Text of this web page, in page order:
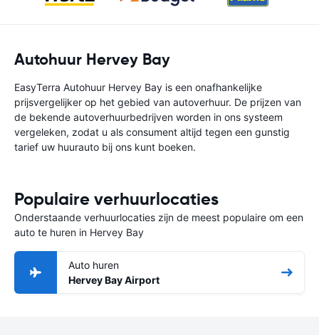
Autohuur Hervey Bay
EasyTerra Autohuur Hervey Bay is een onafhankelijke
prijsvergelijker op het gebied van autoverhuur. De prijzen van
de bekende autoverhuurbedrijven worden in ons systeem
vergeleken, zodat u als consument altijd tegen een gunstig
tarief uw huurauto bij ons kunt boeken.
Populaire verhuurlocaties
Onderstaande verhuurlocaties zijn de meest populaire om een
auto te huren in Hervey Bay
Auto huren
Hervey Bay Airport